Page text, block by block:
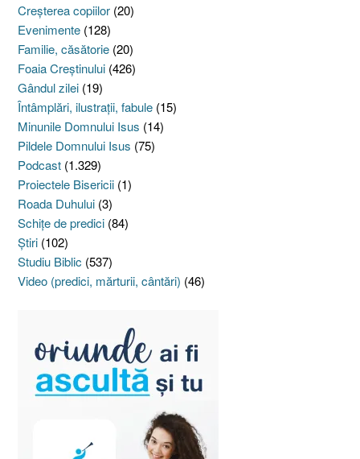
Creşterea copiilor (20)
Evenimente (128)
Familie, căsătorie (20)
Foaia Creştinului (426)
Gândul zilei (19)
Întâmplări, ilustraţii, fabule (15)
Minunile Domnului Isus (14)
Pildele Domnului Isus (75)
Podcast (1.329)
Proiectele Bisericii (1)
Roada Duhului (3)
Schiţe de predici (84)
Ştiri (102)
Studiu Biblic (537)
Video (predici, mărturii, cântări) (46)